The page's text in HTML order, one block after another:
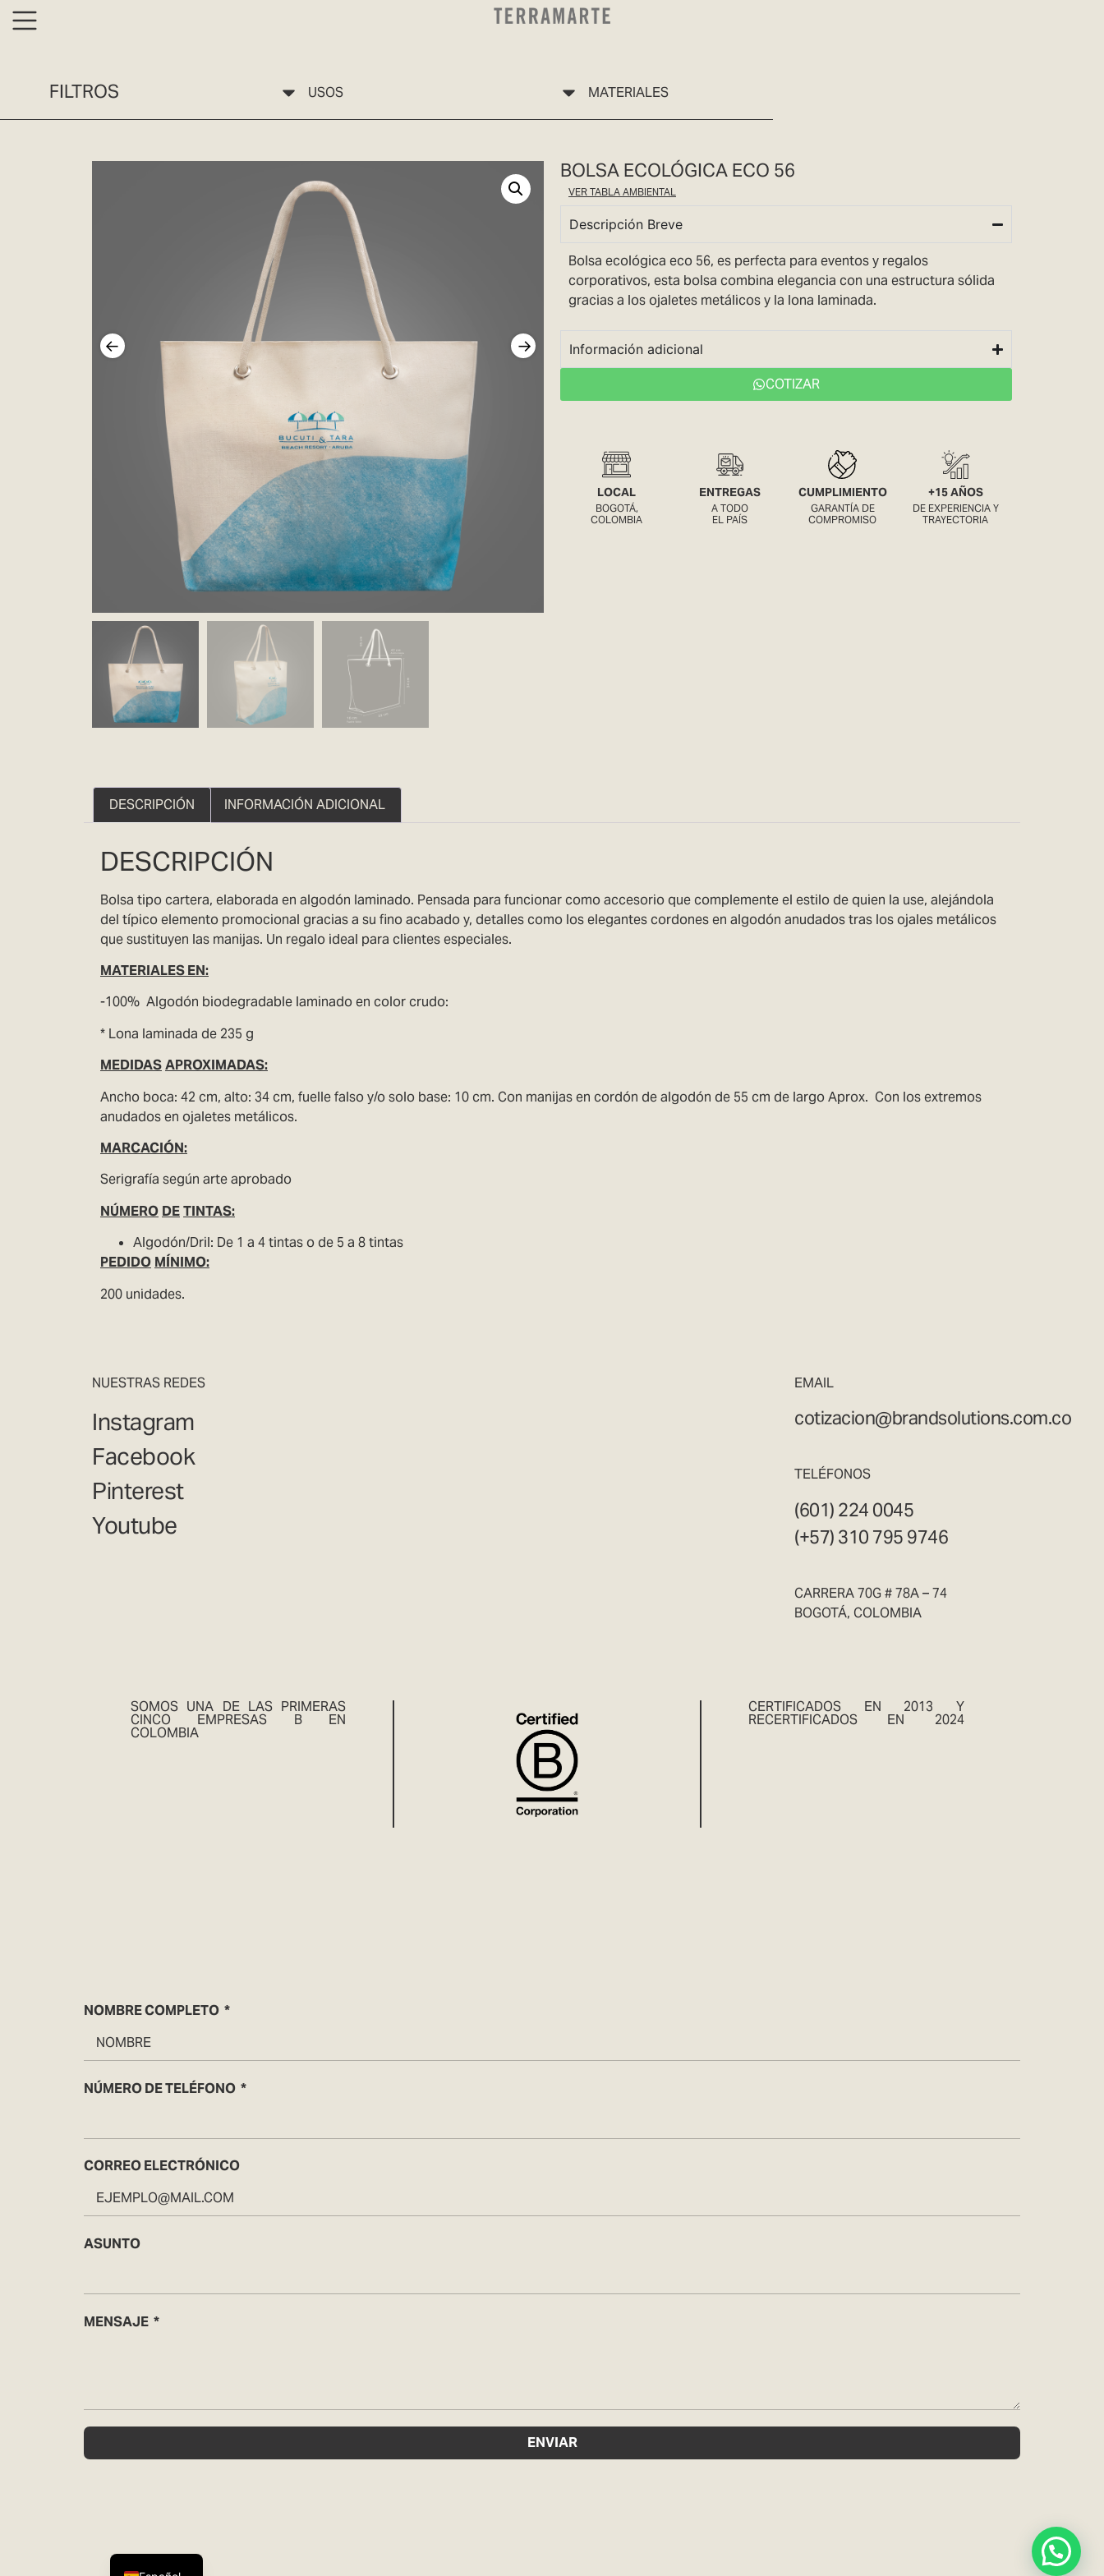
FILTROS USOS MATERIALES
BOLSA ECOLÓGICA ECO 56
VER TABLA AMBIENTAL
Descripción Breve
Bolsa ecológica eco 56, es perfecta para eventos y regalos
corporativos, esta bolsa combina elegancia con una estructura sólida
gracias a los ojaletes metálicos y la lona laminada.
Información adicional
COTIZAR
LOCAL
BOGOTÁ,
COLOMBIA
ENTREGAS
A TODO
EL PAÍS
CUMPLIMIENTO
GARANTÍA DE
COMPROMISO
+15 AÑOS
DE EXPERIENCIA Y
TRAYECTORIA
DESCRIPCIÓN INFORMACIÓN ADICIONAL
DESCRIPCIÓN
Bolsa tipo cartera, elaborada en algodón laminado. Pensada para funcionar como accesorio que complemente el estilo de quien la use, alejándola
del típico elemento promocional gracias a su fino acabado y, detalles como los elegantes cordones en algodón anudados tras los ojales metálicos
que sustituyen las manijas. Un regalo ideal para clientes especiales.
MATERIALES EN:
-100% Algodón biodegradable laminado en color crudo:
* Lona laminada de 235 g
MEDIDASAPROXIMADAS:
Ancho boca: 42 cm, alto: 34 cm, fuelle falso y/o solo base: 10 cm. Con manijas en cordón de algodón de 55 cm de largo Aprox. Con los extremos
anudados en ojaletes metálicos.
MARCACIÓN:
Serigrafía según arte aprobado
NÚMERO DETINTAS:
Algodón/Dril: De 1 a 4 tintas o de 5 a 8 tintas
PEDIDO MÍNIMO:
200 unidades.
NUESTRAS REDES
Instagram
Facebook
Pinterest
Youtube
EMAIL
cotizacion@brandsolutions.com.co
TELÉFONOS
(601) 224 0045
(+57) 310 795 9746
CARRERA 70G # 78A – 74
BOGOTÁ, COLOMBIA
SOMOS UNA DE LAS PRIMERAS
CINCO EMPRESAS B EN
COLOMBIA
CERTIFICADOS EN 2013 Y
RECERTIFICADOS EN 2024
NOMBRE COMPLETO
NÚMERO DE TELÉFONO
CORREO ELECTRÓNICO
ASUNTO
MENSAJE
ENVIAR